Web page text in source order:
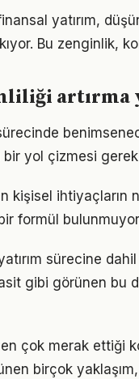
yatırım,
Bu zenginlik,
artırma
yol çizmesi
kişisel ihtiyaçların
formül
sürecine
gibi görünen bu
çok merak ettiği
birçok